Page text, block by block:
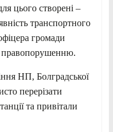
цього створені –
транспортного
громади
правопорушенню.
НП, Болградської
перерізати
та привітали